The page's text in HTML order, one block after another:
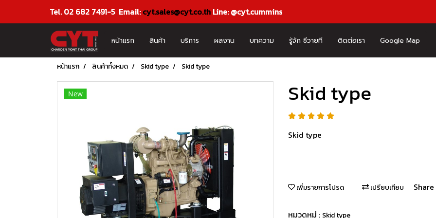
Tel. 02 682 7491-5 Email:cyt.sales@cyt.co.th Line: @cyt.cummins
หน้าแรก สินค้า บริการ ผลงาน บทความ รู้จัก ซีวายที ติดต่อเรา Google Map
หน้าแรก สินค้าทั้งหมด Skid type Skid type
New Skid type
Skid type
เพิ่มรายการโปรด เปรียบเทียบ Share
หมวดหมู่ : Skid type